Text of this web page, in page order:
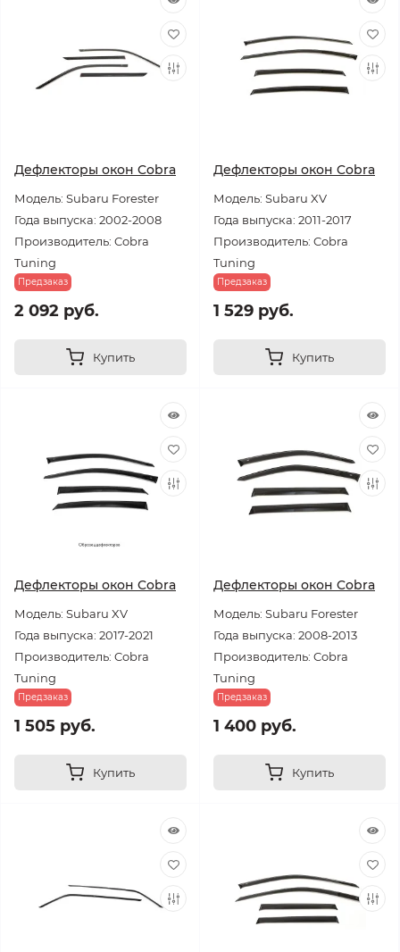
Дефлекторы окон Cobra
Модель: Subaru Forester
Года выпуска: 2002-2008
Производитель: Cobra
Tuning
Предзаказ
2 092 руб.
Купить
Дефлекторы окон Cobra
Модель: Subaru XV
Года выпуска: 2011-2017
Производитель: Cobra
Tuning
Предзаказ
1 529 руб.
Купить
Дефлекторы окон Cobra
Модель: Subaru XV
Года выпуска: 2017-2021
Производитель: Cobra
Tuning
Предзаказ
1 505 руб.
Купить
Дефлекторы окон Cobra
Модель: Subaru Forester
Года выпуска: 2008-2013
Производитель: Cobra
Tuning
Предзаказ
1 400 руб.
Купить